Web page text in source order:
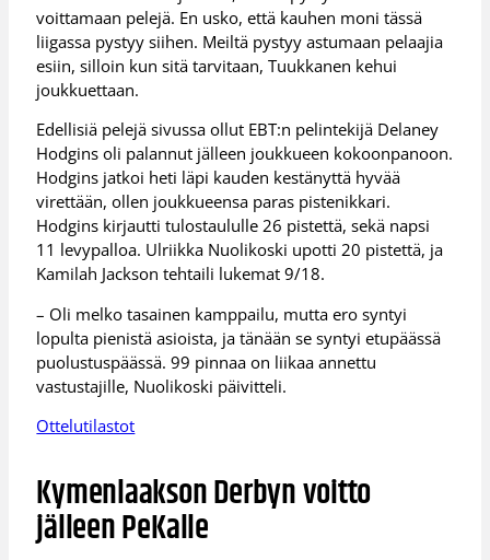
voittamaan pelejä. En usko, että kauhen moni tässä
liigassa pystyy siihen. Meiltä pystyy astumaan pelaajia
esiin, silloin kun sitä tarvitaan, Tuukkanen kehui
joukkuettaan.
Edellisiä pelejä sivussa ollut EBT:n pelintekijä Delaney
Hodgins oli palannut jälleen joukkueen kokoonpanoon.
Hodgins jatkoi heti läpi kauden kestänyttä hyvää
virettään, ollen joukkueensa paras pistenikkari.
Hodgins kirjautti tulostaululle 26 pistettä, sekä napsi
11 levypalloa. Ulriikka Nuolikoski upotti 20 pistettä, ja
Kamilah Jackson tehtaili lukemat 9/18.
– Oli melko tasainen kamppailu, mutta ero syntyi
lopulta pienistä asioista, ja tänään se syntyi etupäässä
puolustuspäässä. 99 pinnaa on liikaa annettu
vastustajille, Nuolikoski päivitteli.
Ottelutilastot
Kymenlaakson Derbyn voitto
jälleen PeKalle